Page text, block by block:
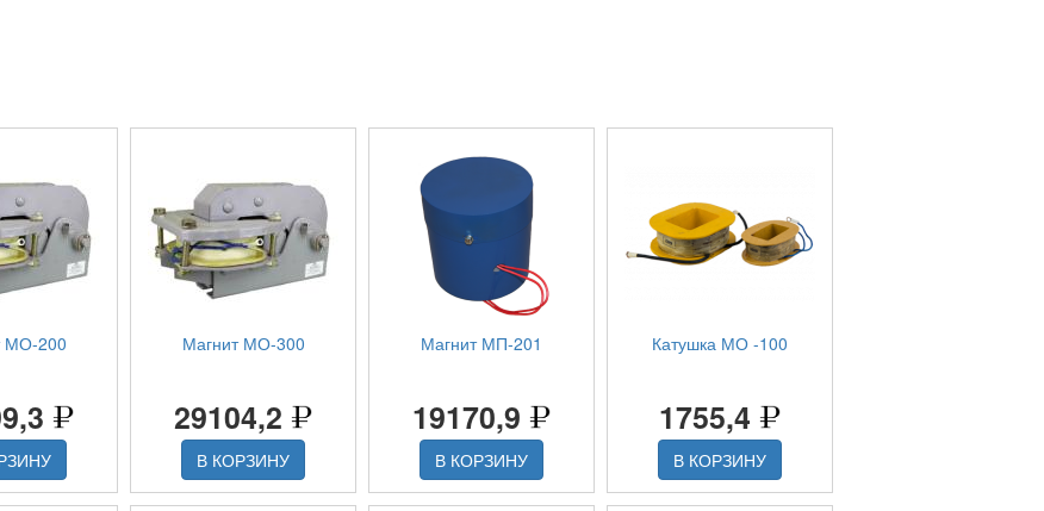
МО-200 Магнит МО-300
29104,2
В КОРЗИНУ
Магнит МП-201
19170,9
В КОРЗИНУ
Катушка МО -100
1755,4
В КОРЗИНУ